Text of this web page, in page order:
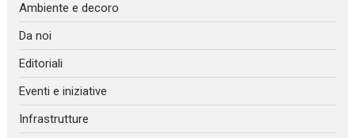
Ambiente e decoro
Da noi
Editoriali
Eventi e iniziative
Infrastrutture